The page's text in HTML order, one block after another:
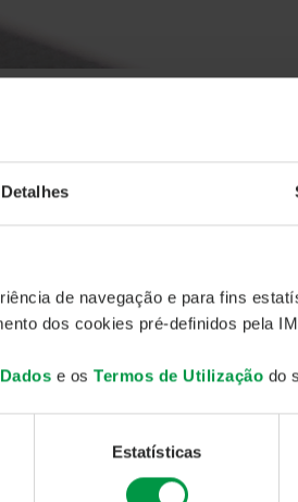
Detalhes
de navegação e para fins
dos cookies pré-definidos pela
e os Termos de Utilização do
Estatísticas
NOME
–
da eventual utilização
não são promovidas nem enviadas
por qualquer outro meio não oficial,
suspeitas em nome da